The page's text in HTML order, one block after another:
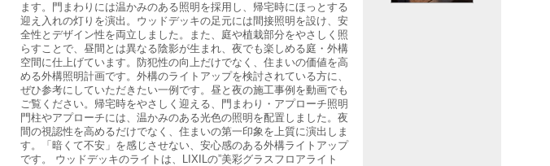
ます。門まわりには温かみのある照明を採用し、帰宅時にほっとする
迎え入れの灯りを演出。ウッドデッキの足元には間接照明を設け、安
全性とデザイン性を両立しました。また、庭や植栽部分をやさしく照
らすことで、昼間とは異なる陰影が生まれ、夜でも楽しめる庭・外構
空間に仕上げています。防犯性の向上だけでなく、住まいの価値を高
める外構照明計画です。外構のライトアップを検討されている方に、
ぜひ参考にしていただきたい一例です。昼と夜の施工事例を動画でも
ご覧ください。帰宅時をやさしく迎える、門まわり・アプローチ照明
門柱やアプローチには、温かみのある光色の照明を配置しました。夜
間の視認性を高めるだけでなく、住まいの第一印象を上質に演出しま
す。「暗くて不安」を感じさせない、安心感のある外構ライトアップ
です。 ウッドデッキのライトは、LIXILの”美彩グラスフロアライト